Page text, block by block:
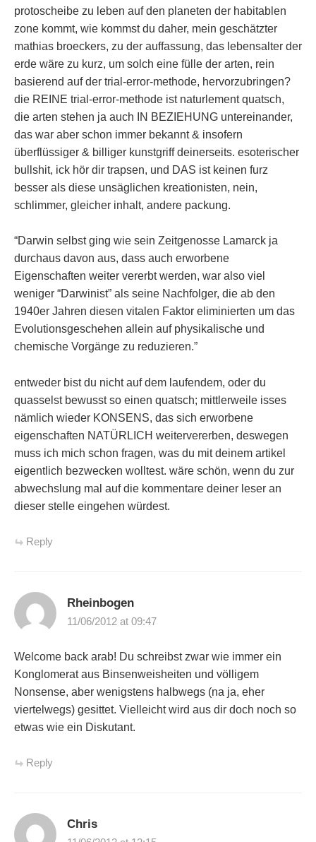
protoscheibe zu leben auf den planeten der habitablen
zone kommt, wie kommst du daher, mein geschätzter
mathias broeckers, zu der auffassung, das lebensalter der
erde wäre zu kurz, um solch eine fülle der arten, rein
basierend auf der trial-error-methode, hervorzubringen?
die REINE trial-error-methode ist naturlement quatsch,
die arten stehen ja auch IN BEZIEHUNG untereinander,
das war aber schon immer bekannt & insofern
überflüssiger & billiger kunstgriff deinerseits. esoterischer
bullshit, ick hör dir trapsen, und DAS ist keinen furz
besser als diese unsäglichen kreationisten, nein,
schlimmer, gleicher inhalt, andere packung.
“Darwin selbst ging wie sein Zeitgenosse Lamarck ja
durchaus davon aus, dass auch erworbene
Eigenschaften weiter vererbt werden, war also viel
weniger “Darwinist” als seine Nachfolger, die ab den
1940er Jahren diesen vitalen Faktor eliminierten um das
Evolutionsgeschehen allein auf physikalische und
chemische Vorgänge zu reduzieren.”
entweder bist du nicht auf dem laufendem, oder du
quasselst bewusst so einen quatsch; mittlerweile isses
nämlich wieder KONSENS, das sich erworbene
eigenschaften NATÜRLICH weitervererben, deswegen
muss ich mich schon fragen, was du mit deinem artikel
eigentlich bezwecken wolltest. wäre schön, wenn du zur
abwechslung mal auf die kommentare deiner leser an
dieser stelle eingehen würdest.
Reply
Rheinbogen
11/06/2012 at 09:47
Welcome back arab! Du schreibst zwar wie immer ein
Konglomerat aus Binsenweisheiten und völligem
Nonsense, aber wenigstens halbwegs (na ja, eher
viertelwegs) gesittet. Vielleicht wird aus dir doch noch so
etwas wie ein Diskutant.
Reply
Chris